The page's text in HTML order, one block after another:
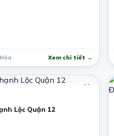
Xem chi tiết →
Lộc Quận 12